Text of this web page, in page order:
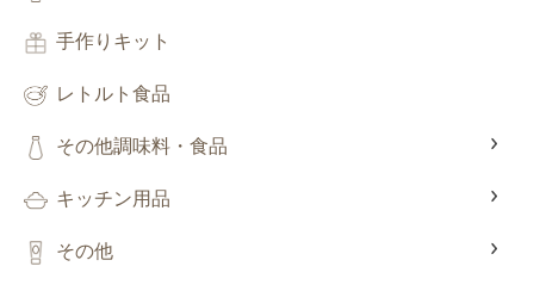
手作りキット
レトルト食品
その他調味料・食品
キッチン用品
その他